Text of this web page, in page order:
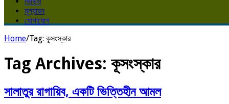
মূল্যায়ন
যোগাযোগ
Home/Tag: কূসংস্কার
Tag Archives: কূসংস্কার
সালাতুর রাগায়িব, একটি ভিত্তিহীন আমল